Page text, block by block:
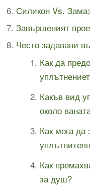
Силикон Vs.
Завършеният
Често задавани
Как да
Какъв вид
около
Как мога да
Как
за душ?